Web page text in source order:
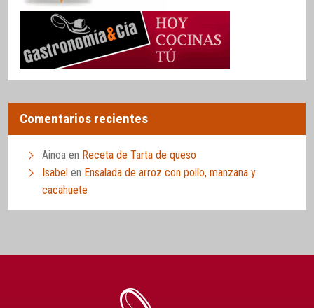
Comentarios recientes
Ainoa en Receta de Tarta de queso
Isabel en Ensalada de arroz con pollo, manzana y
cacahuete